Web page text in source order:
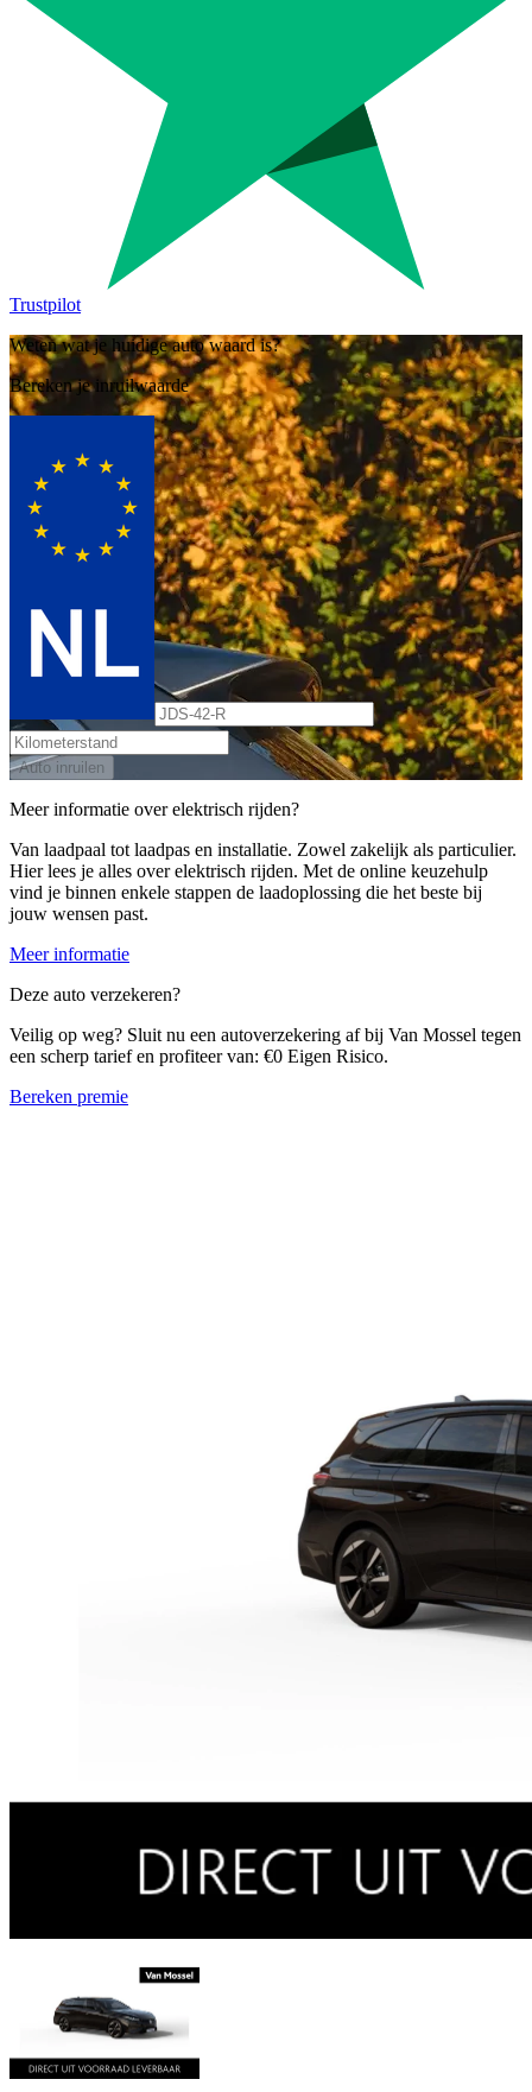
Trustpilot
Weten wat je huidige auto waard is?
Bereken je inruilwaarde
Auto inruilen
Meer informatie over elektrisch rijden?
Van laadpaal tot laadpas en installatie. Zowel zakelijk als particulier.
Hier lees je alles over elektrisch rijden. Met de online keuzehulp
vind je binnen enkele stappen de laadoplossing die het beste bij
jouw wensen past.
Meer informatie
Deze auto verzekeren?
Veilig op weg? Sluit nu een autoverzekering af bij Van Mossel tegen
een scherp tarief en profiteer van: €0 Eigen Risico.
Bereken premie